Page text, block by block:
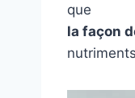
que
la façon